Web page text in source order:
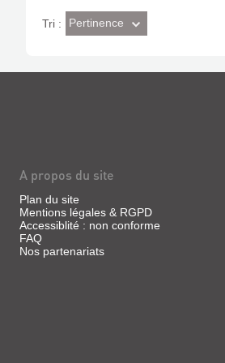
Tri :(Effet
imédiat)
Pertinence
A propos du site
Plan du site
Mentions légales & RGPD
Accessiblité : non conforme
FAQ
Nos partenariats